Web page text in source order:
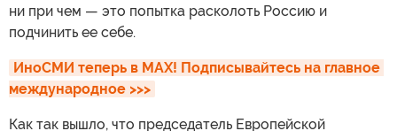
ни при чем — это попытка расколоть Россию и
подчинить ее себе.
ИноСМИ теперь в MAX! Подписывайтесь на главное
международное >>>
Как так вышло, что председатель Европейской